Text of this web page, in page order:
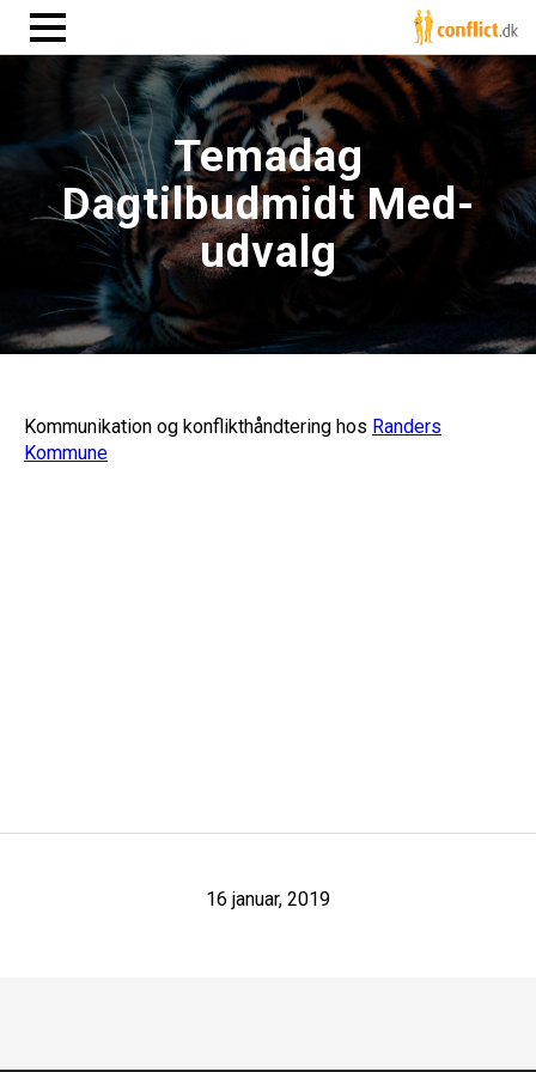
Temadag
Dagtilbudmidt Med-
udvalg
Kommunikation og konflikthåndtering hos Randers
Kommune
16 januar, 2019